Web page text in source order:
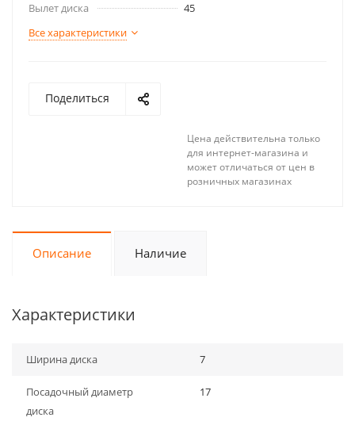
Вылет диска
45
Все характеристики
Поделиться
Цена действительна только
для интернет-магазина и
может отличаться от цен в
розничных магазинах
Описание Наличие
Характеристики
Ширина диска 7
Посадочный диаметр
диска
17